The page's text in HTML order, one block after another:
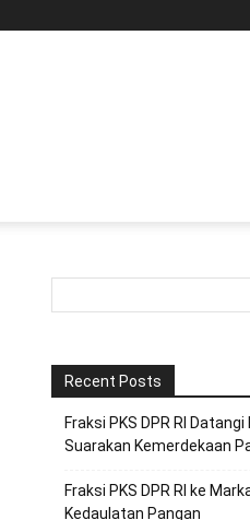
Recent Posts
Fraksi PKS DPR RI
Suarakan Kemerdekaan
Fraksi PKS DPR RI ke
Kedaulatan Pangan